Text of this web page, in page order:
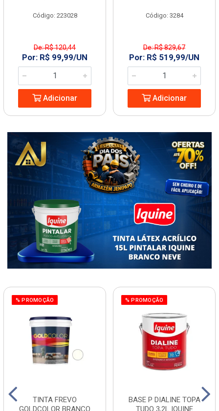
Código: 223028
De: R$ 120,44
Por: R$ 99,99/UN
Adicionar
Código: 3284
De: R$ 829,67
Por: R$ 519,99/UN
Adicionar
% PROMOÇÃO
TINTA FREVO
GOLDCOLOR BRANCO
% PROMOÇÃO
BASE P DIALINE TOPA
TUDO 3,2L IQUINE